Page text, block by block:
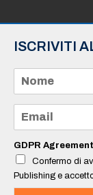
ISCRIVITI
m
e
a
i
*
GDPR Agreement
Confermo di
Publishing e